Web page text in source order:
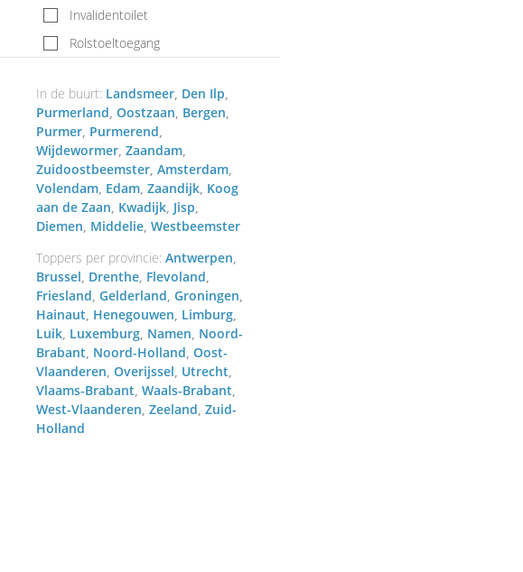
Invalidentoilet
Rolstoeltoegang
In de buurt: Landsmeer Den Ilp
Purmerland Oostzaan Bergen
Purmer Purmerend
Wijdewormer Zaandam
Zuidoostbeemster Amsterdam
Volendam Edam Zaandijk Koog
aan de Zaan Kwadijk Jisp
Diemen Middelie Westbeemster
Toppers per provincie: Antwerpen
Brussel Drenthe Flevoland
Friesland Gelderland Groningen
Hainaut Henegouwen Limburg
Luik Luxemburg Namen Noord-
Brabant Noord-Holland Oost-
Vlaanderen Overijssel Utrecht
Vlaams-Brabant Waals-Brabant
West-Vlaanderen Zeeland Zuid-
Holland